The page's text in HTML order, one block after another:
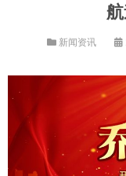
新闻资讯